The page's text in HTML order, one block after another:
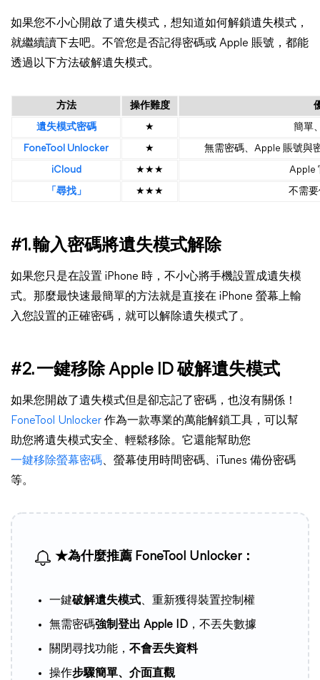
如果您不小心開啟了遺失模式，想知道如何解鎖遺失模式，
就繼續讀下去吧。不管您是否記得密碼或 Apple 賬號，都能
透過以下方法破解遺失模式。
方法 操作難度
遺失模式密碼
★
簡單
FoneTool Unlocker
★
無需密碼、Apple 賬號與
iCloud
★★★
Apple
「尋找」
★★★ 不需
#1. 輸入密碼將遺失模式解除
如果您只是在設置 iPhone 時，不小心將手機設置成遺失模
式。那麼最快速最簡單的方法就是直接在 iPhone 螢幕上輸
入您設置的正確密碼，就可以解除遺失模式了。
#2. 一鍵移除 Apple ID 破解遺失模式
如果您開啟了遺失模式但是卻忘記了密碼，也沒有關係！
FoneTool Unlocker 作為一款專業的萬能解鎖工具，可以幫
助您將遺失模式安全、輕鬆移除。它還能幫助您
一鍵移除螢幕密碼、螢幕使用時間密碼、iTunes 備份密碼
等。
★為什麼推薦 FoneTool Unlocker：
一鍵破解遺失模式、重新獲得裝置控制權
無需密碼強制登出 Apple ID ，不丟失數據
關閉尋找功能， 不會丟失資料
操作步驟簡單、介面直觀